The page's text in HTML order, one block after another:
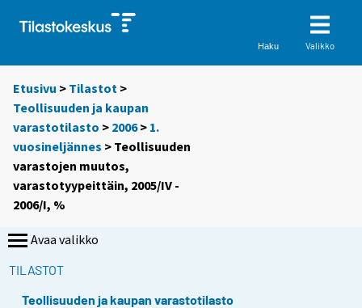
Haku Valikko
Etusivu > Tilastot >
Teollisuuden ja kaupan
varastotilasto > 2006> 1.
vuosineljännes > Teollisuuden
varastojen muutos,
varastotyypeittäin, 2005/IV -
2006/I, %
Avaa valikko
TILASTOT
Teollisuuden ja kaupan varastotilasto